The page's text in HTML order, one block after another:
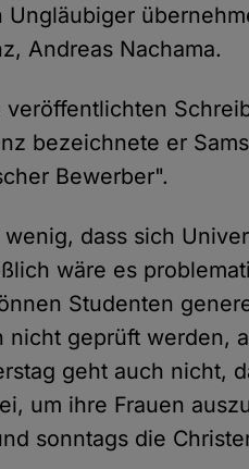
Ungläubiger
Andreas Nachama.
veröffentlichten
bezeichnete er
Bewerber".
dass sich
wäre es
Studenten
nicht geprüft werden,
geht auch nicht,
um ihre Frauen
sonntags die